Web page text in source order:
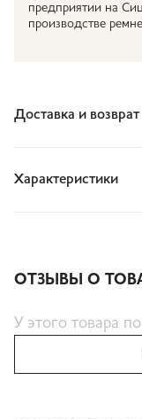
предприятии на
производстве
Доставка и возврат
Характеристики
ОТЗЫВЫ О
У этого товара